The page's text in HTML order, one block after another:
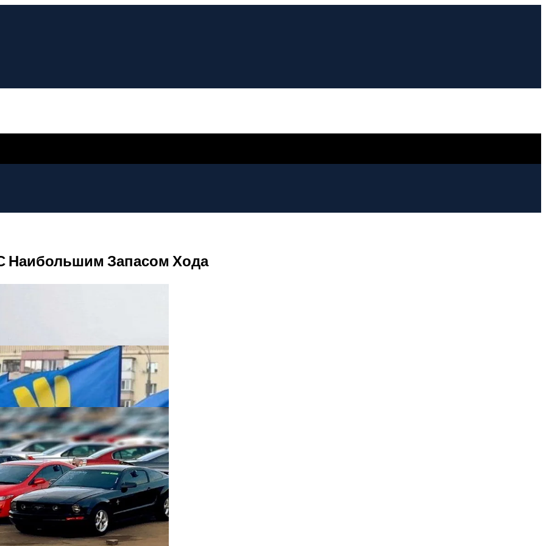
Игнорировать
Наибольшим Запасом Хода